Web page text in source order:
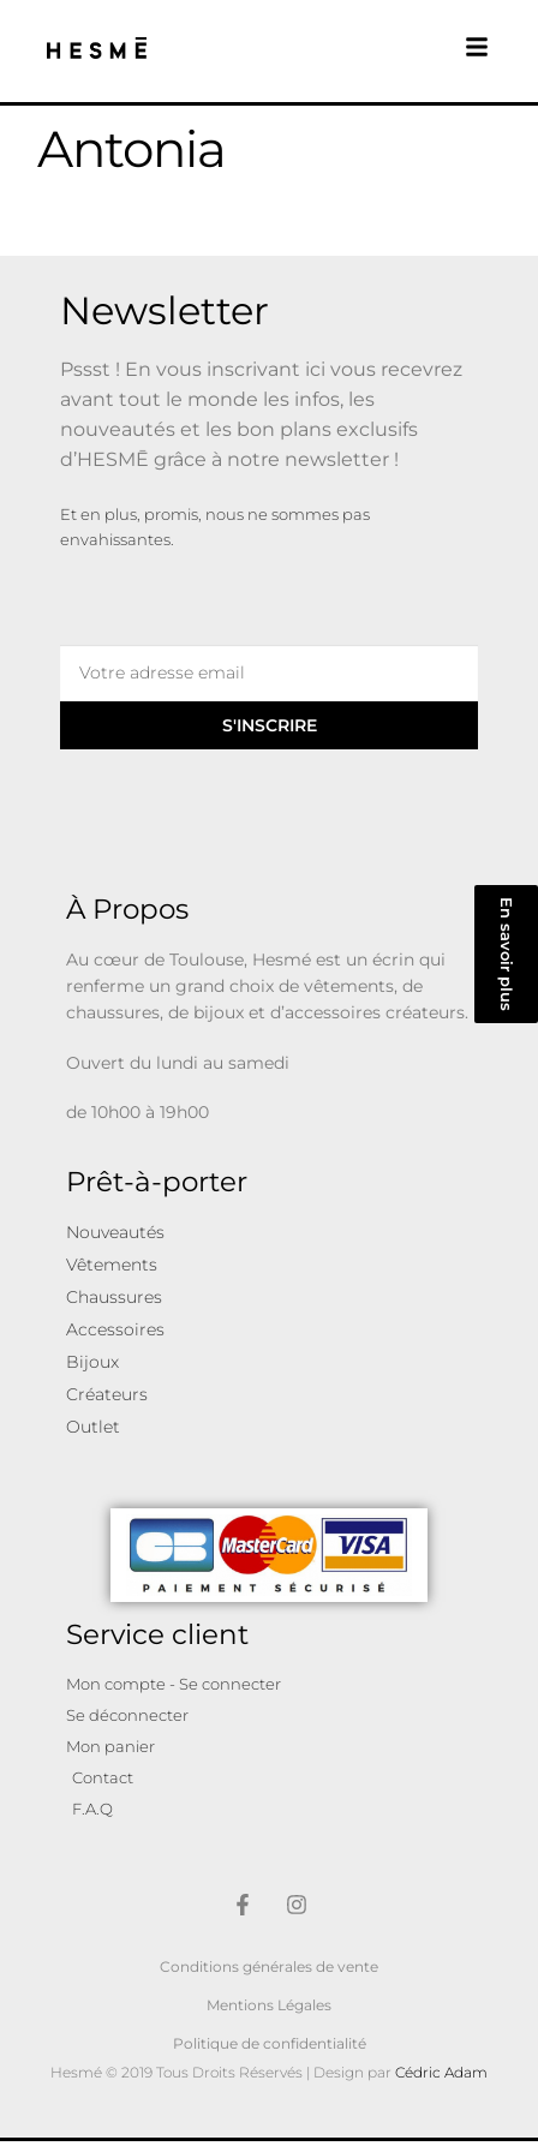
Antonia
En savoir plus
Newsletter
Pssst ! En vous inscrivant ici vous recevrez
avant tout le monde les infos, les
nouveautés et les bon plans exclusifs
d’HESMĒ grâce à notre newsletter !
Et en plus, promis, nous ne sommes pas
envahissantes.
S'INSCRIRE
À Propos
Au cœur de Toulouse, Hesmé est un écrin qui
renferme un grand choix de vêtements, de
chaussures, de bijoux et d’accessoires créateurs.
Ouvert du lundi au samedi
de 10h00 à 19h00
Prêt-à-porter
Nouveautés
Vêtements
Chaussures
Accessoires
Bijoux
Créateurs
Outlet
Service client
Mon compte - Se connecter
Se déconnecter
Mon panier
Contact
F.A.Q
Conditions générales de vente
Mentions Légales
Politique de confidentialité
Hesmé © 2019 Tous Droits Réservés | Design par Cédric Adam